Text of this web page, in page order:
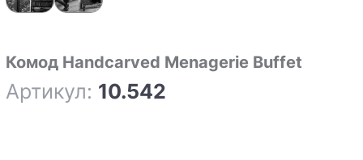
Комод Handcarved Menagerie Buffet
Артикул: 10.542